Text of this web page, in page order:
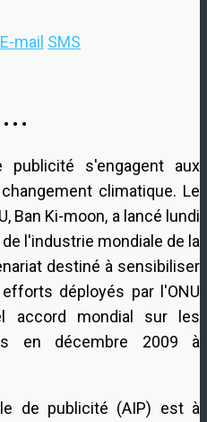
E-mail SMS
• • •
publicité s'engagent aux
climatique. Le
Ban Ki-moon, a lancé lundi
l'industrie mondiale de la
destiné à sensibiliser
déployés par l'ONU
accord mondial sur les
en décembre 2009 à
de publicité (AIP) est à